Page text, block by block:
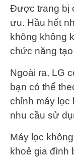
Được trang bị
ưu. Hầu hết
không không
chức năng
Ngoài ra, LG
bạn có thể
chỉnh máy lọc
nhu cầu sử
Máy lọc
khoẻ gia đình